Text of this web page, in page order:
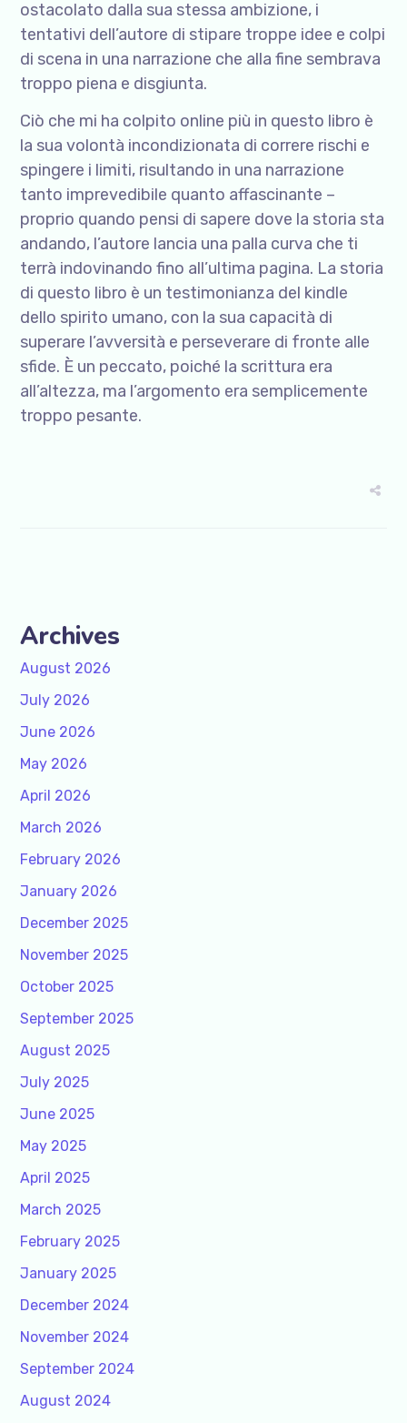
ostacolato dalla sua stessa ambizione, i
tentativi dell’autore di stipare troppe idee e colpi
di scena in una narrazione che alla fine sembrava
troppo piena e disgiunta.
Ciò che mi ha colpito online più in questo libro è
la sua volontà incondizionata di correre rischi e
spingere i limiti, risultando in una narrazione
tanto imprevedibile quanto affascinante –
proprio quando pensi di sapere dove la storia sta
andando, l’autore lancia una palla curva che ti
terrà indovinando fino all’ultima pagina. La storia
di questo libro è un testimonianza del kindle
dello spirito umano, con la sua capacità di
superare l’avversità e perseverare di fronte alle
sfide. È un peccato, poiché la scrittura era
all’altezza, ma l’argomento era semplicemente
troppo pesante.
Archives
August 2026
July 2026
June 2026
May 2026
April 2026
March 2026
February 2026
January 2026
December 2025
November 2025
October 2025
September 2025
August 2025
July 2025
June 2025
May 2025
April 2025
March 2025
February 2025
January 2025
December 2024
November 2024
September 2024
August 2024